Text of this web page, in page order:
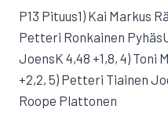
P13 Pituus1) Kai Markus
Petteri Ronkainen PyhäsU
JoensK 4,48 +1,8, 4) Toni
+2,2, 5) Petteri Tiainen
Roope Plattonen